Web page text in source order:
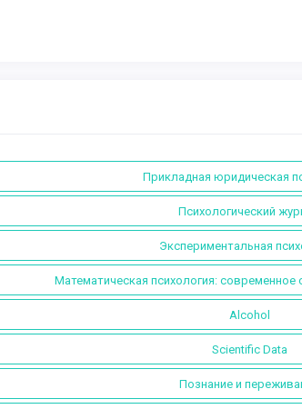
Прикладная юридическая
Психологический
Экспериментальная
Математическая психология: современное
Alcohol
Scientific Data
Познание и